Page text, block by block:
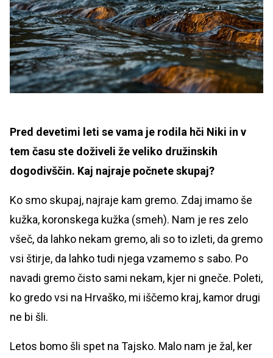
Pred devetimi leti se vama je rodila hči Niki in v
tem času ste doživeli že veliko družinskih
dogodivščin. Kaj najraje počnete skupaj?
Ko smo skupaj, najraje kam gremo. Zdaj imamo še
kužka, koronskega kužka (smeh). Nam je res zelo
všeč, da lahko nekam gremo, ali so to izleti, da gremo
vsi štirje, da lahko tudi njega vzamemo s sabo. Po
navadi gremo čisto sami nekam, kjer ni gneče. Poleti,
ko gredo vsi na Hrvaško, mi iščemo kraj, kamor drugi
ne bi šli.
Letos bomo šli spet na Tajsko. Malo nam je žal, ker